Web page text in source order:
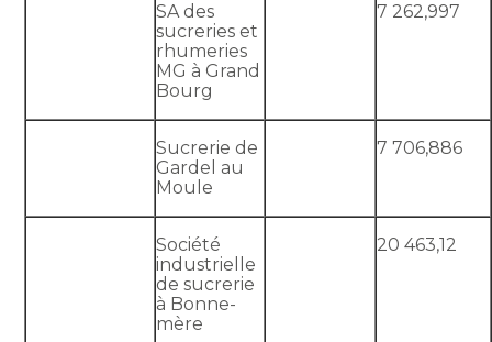
SA des
sucreries et
rhumeries
MG à Grand
Bourg
7 262,997
Sucrerie de
Gardel au
Moule
7 706,886
Société
industrielle
de sucrerie
à Bonne-
mère
20 463,12